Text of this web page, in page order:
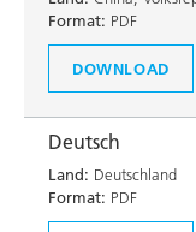
Format: PDF
DOWNLOAD
Deutsch
Land: Deutschland
Format: PDF